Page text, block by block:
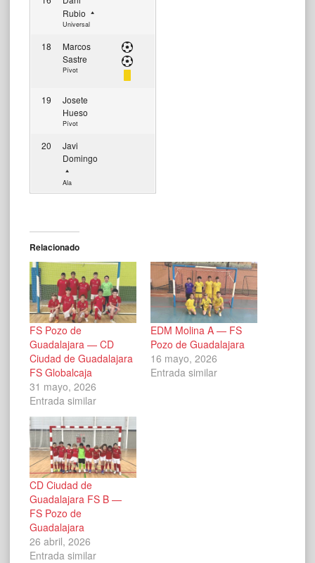
Rubio
Universal
18
Marcos
Sastre
Pívot
19
Josete
Hueso
Pívot
20
Javi
Domingo
Ala
Relacionado
FS Pozo de
Guadalajara — CD
Ciudad de Guadalajara
FS Globalcaja
31 mayo, 2026
Entrada similar
EDM Molina A — FS
Pozo de Guadalajara
16 mayo, 2026
Entrada similar
CD Ciudad de
Guadalajara FS B —
FS Pozo de
Guadalajara
26 abril, 2026
Entrada similar